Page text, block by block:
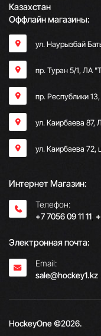
Казахстан
Оффлайн магазины:
ул. Наурызбай
пр. Туран 5/1, ЛА
пр. Республики
ул. Каирбаева 87,
ул. Каирбаева 72,
Интернет Магазин:
Телефон:
+7 7056 09 11 11;
Электронная почта:
Email:
sale@hockey1.kz
HockeyOne ©2026.